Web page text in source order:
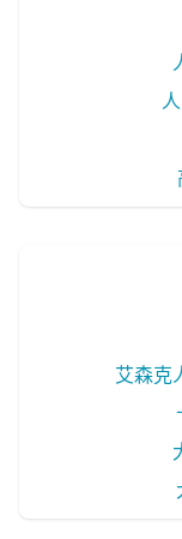
艾森克